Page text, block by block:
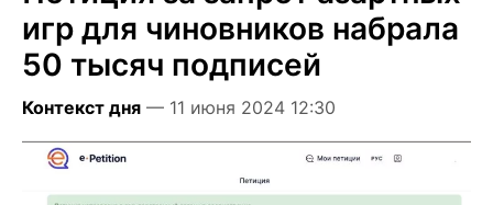
игр для чиновников набрала
50 тысяч подписей
Контекст дня — 11 июня 2024 12:30